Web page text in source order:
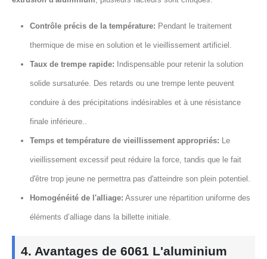
Contrôle précis de la température: Pendant le traitement
thermique de mise en solution et le vieillissement artificiel.
Taux de trempe rapide: Indispensable pour retenir la solution
solide sursaturée. Des retards ou une trempe lente peuvent
conduire à des précipitations indésirables et à une résistance
finale inférieure..
Temps et température de vieillissement appropriés: Le
vieillissement excessif peut réduire la force, tandis que le fait
d'être trop jeune ne permettra pas d'atteindre son plein potentiel.
Homogénéité de l'alliage: Assurer une répartition uniforme des
éléments d’alliage dans la billette initiale.
4. Avantages de 6061 L'aluminium